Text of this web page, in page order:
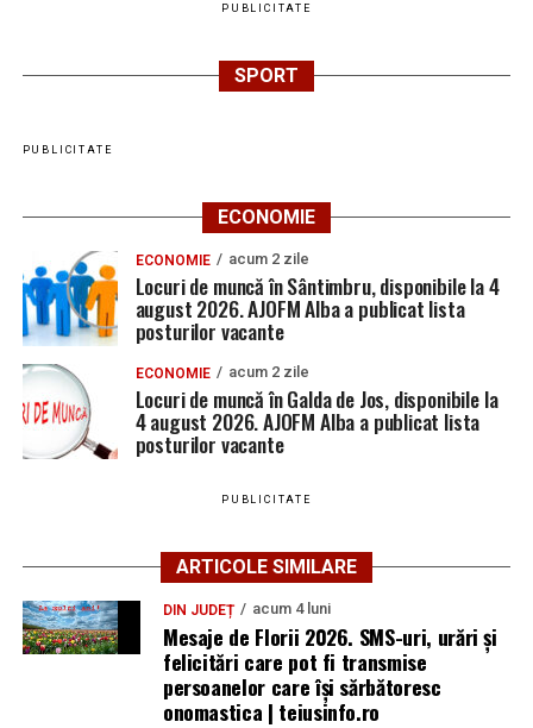
PUBLICITATE
SPORT
PUBLICITATE
ECONOMIE
ECONOMIE acum 2 zile
Locuri de muncă în Sântimbru, disponibile la 4
august 2026. AJOFM Alba a publicat lista
posturilor vacante
ECONOMIE acum 2 zile
Locuri de muncă în Galda de Jos, disponibile la
4 august 2026. AJOFM Alba a publicat lista
posturilor vacante
PUBLICITATE
ARTICOLE SIMILARE
DIN JUDEȚ acum 4 luni
Mesaje de Florii 2026. SMS-uri, urări și
felicitări care pot fi transmise
persoanelor care îşi sărbătoresc
onomastica | teiusinfo.ro